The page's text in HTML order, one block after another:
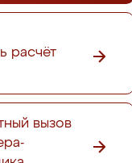
расчёт
вызов